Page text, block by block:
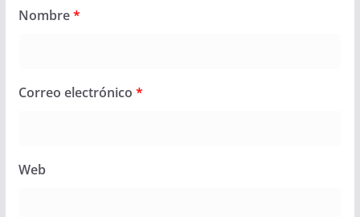
Nombre*
Correo electrónico *
Web